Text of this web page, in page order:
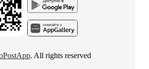
. All rights reserved